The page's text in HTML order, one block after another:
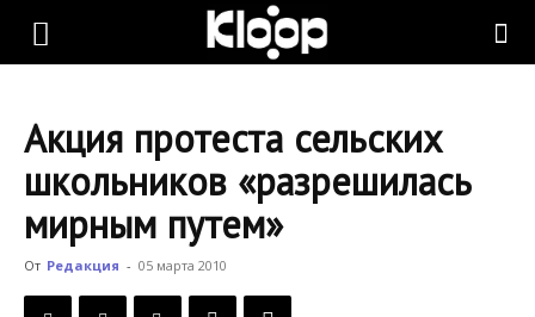
KLOOP.KG
Новости
Акция протеста сельских
школьников «разрешилась
мирным путем»
От Редакция - 05 марта 2010